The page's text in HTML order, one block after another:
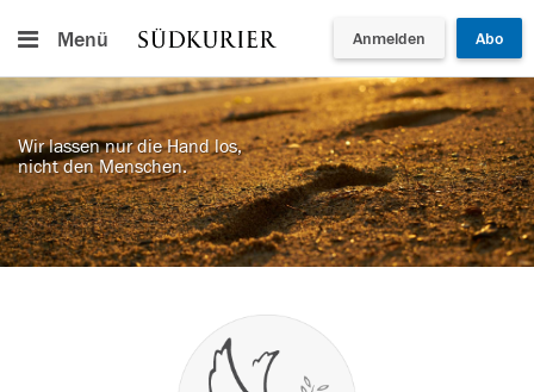
Menü Anmelden Abo
Wir lassen nur die Hand los,
nicht den Menschen.